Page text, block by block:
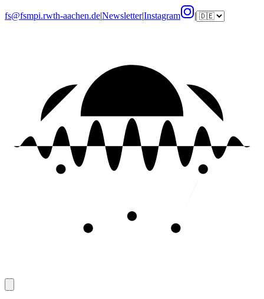
fs@fsmpi.rwth-aachen.de|Newsletter|Instagram |